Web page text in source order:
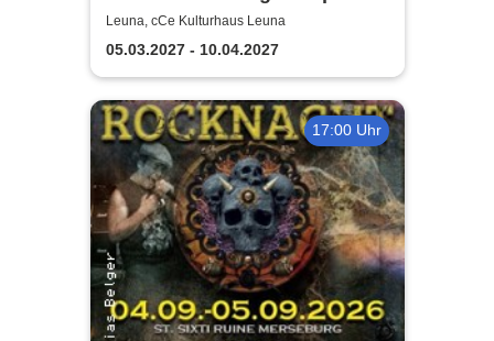
- Das Original - 2027
Leuna, cCe Kulturhaus Leuna
05.03.2027 - 10.04.2027
17:00 Uhr